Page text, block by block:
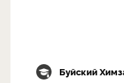
Буйский